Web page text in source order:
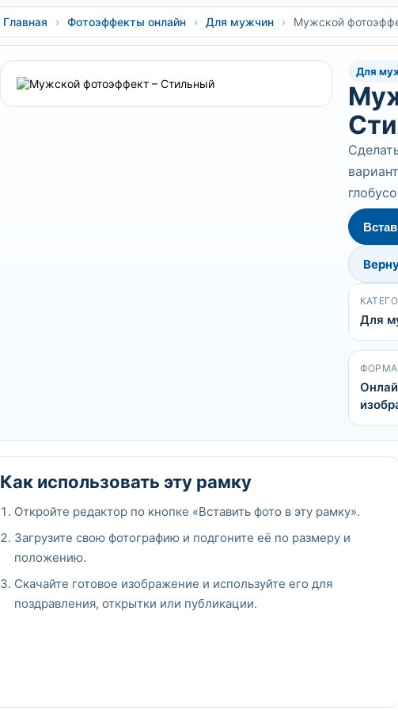
Главная › Фотоэффекты онлайн › Для мужчин › Мужской
Для
Для
Как использовать эту рамку
Откройте редактор по кнопке «Вставить фото в эту рамку».
Загрузите свою фотографию и подгоните её по размеру и
положению.
Скачайте готовое изображение и используйте его для
поздравления, открытки или публикации.